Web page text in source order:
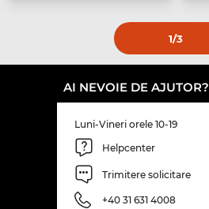
1/3
AI NEVOIE DE AJUTOR?
Luni-Vineri orele 10-19
Helpcenter
Trimitere solicitare
+40 31 631 4008